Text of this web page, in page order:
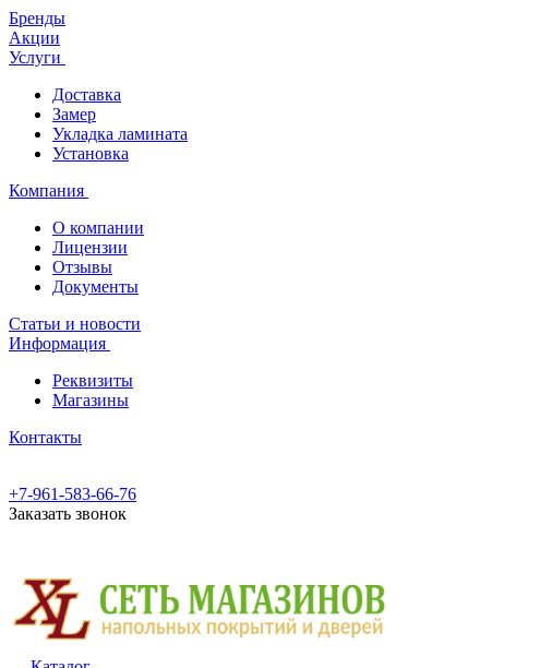
Бренды
Акции
Услуги
Доставка
Замер
Укладка ламината
Установка
Компания
О компании
Лицензии
Отзывы
Документы
Статьи и новости
Информация
Реквизиты
Магазины
Контакты
+7-961-583-66-76
Заказать звонок